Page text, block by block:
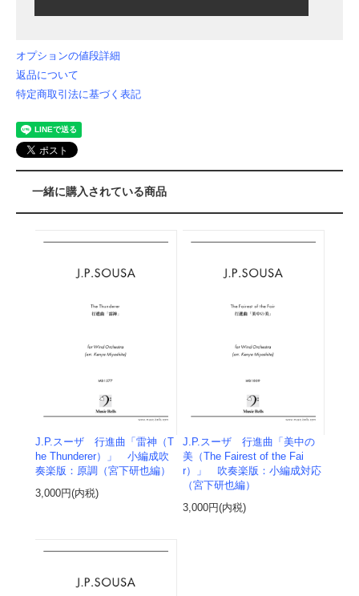
オプションの値段詳細
返品について
特定商取引法に基づく表記
一緒に購入されている商品
J.P.スーザ 行進曲「雷神（T
he Thunderer）」 小編成吹
奏楽版：原調（宮下研也編）
3,000円(内税)
J.P.スーザ 行進曲「美中の
美（The Fairest of the Fai
r）」 吹奏楽版：小編成対応
（宮下研也編）
3,000円(内税)